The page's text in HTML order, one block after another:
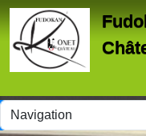
Panneau de gestion des